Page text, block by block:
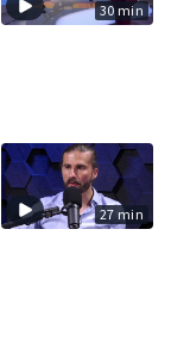
30 min
27 min